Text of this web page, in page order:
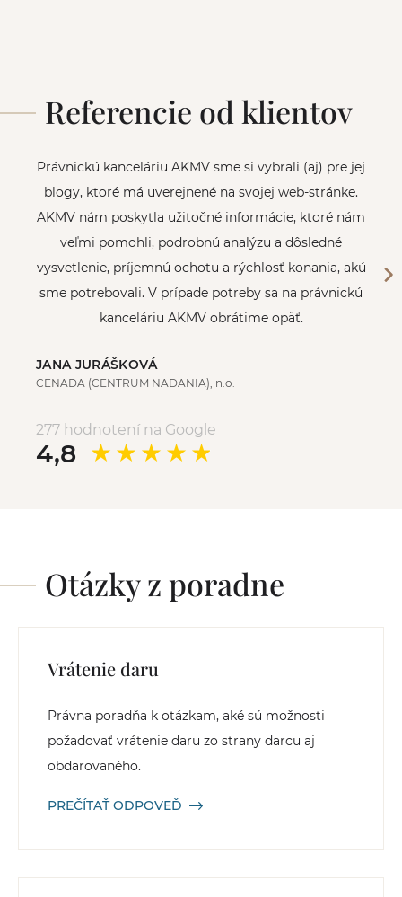
Referencie od klientov
Právnickú kanceláriu AKMV sme si vybrali (aj) pre jej
blogy, ktoré má uverejnené na svojej web-stránke.
AKMV nám poskytla užitočné informácie, ktoré nám
veľmi pomohli, podrobnú analýzu a dôsledné
vysvetlenie, príjemnú ochotu a rýchlosť konania, akú
sme potrebovali. V prípade potreby sa na právnickú
kanceláriu AKMV obrátime opäť.
JANA JURÁŠKOVÁ
CENADA (CENTRUM NADANIA), n.o.
277 hodnotení na Google
4,8
Otázky z poradne
Vrátenie daru
Právna poradňa k otázkam, aké sú možnosti
požadovať vrátenie daru zo strany darcu aj
obdarovaného.
PREČÍTAŤ ODPOVEĎ